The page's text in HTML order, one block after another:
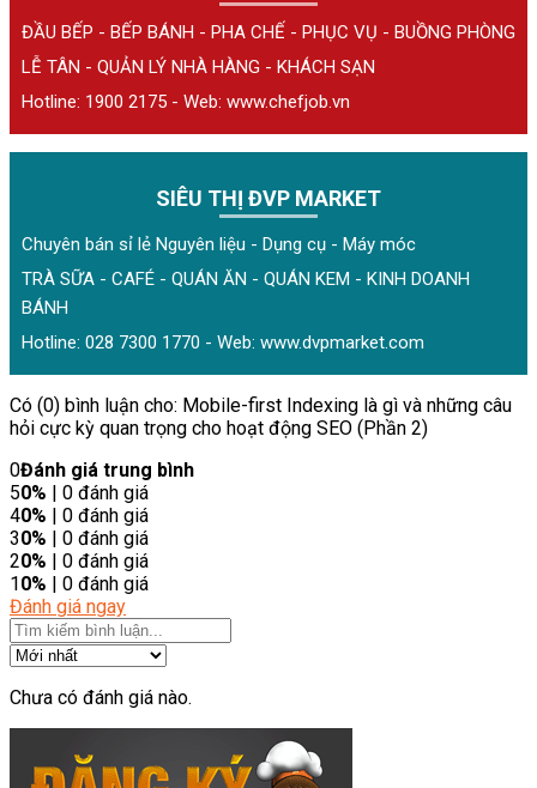
ĐẦU BẾP - BẾP BÁNH - PHA CHẾ - PHỤC VỤ - BUỒNG PHÒNG
LỄ TÂN - QUẢN LÝ NHÀ HÀNG - KHÁCH SẠN
Hotline: 1900 2175 - Web: www.chefjob.vn
SIÊU THỊ ĐVP MARKET
Chuyên bán sỉ lẻ Nguyên liệu - Dụng cụ - Máy móc
TRÀ SỮA - CAFÉ - QUÁN ĂN - QUÁN KEM - KINH DOANH
BÁNH
Hotline: 028 7300 1770 - Web: www.dvpmarket.com
Có (0) bình luận cho: Mobile-first Indexing là gì và những câu
hỏi cực kỳ quan trọng cho hoạt động SEO (Phần 2)
0Đánh giá trung bình
50% | 0 đánh giá
40% | 0 đánh giá
30% | 0 đánh giá
20% | 0 đánh giá
10% | 0 đánh giá
Đánh giá ngay
Chưa có đánh giá nào.